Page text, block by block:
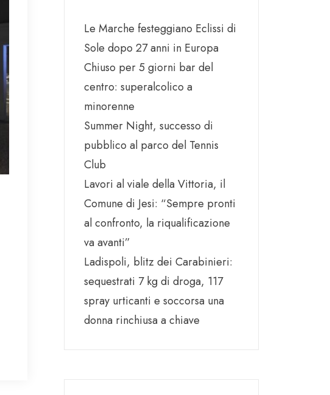
Le Marche festeggiano Eclissi di
Sole dopo 27 anni in Europa
Chiuso per 5 giorni bar del
centro: superalcolico a
minorenne
Summer Night, successo di
pubblico al parco del Tennis
Club
Lavori al viale della Vittoria, il
Comune di Jesi: “Sempre pronti
al confronto, la riqualificazione
va avanti”
Ladispoli, blitz dei Carabinieri:
sequestrati 7 kg di droga, 117
spray urticanti e soccorsa una
donna rinchiusa a chiave